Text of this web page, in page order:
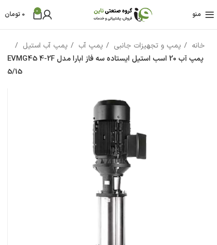
منو 0
0 تومان
خانه پمپ و تجهیزات جانبی پمپ آب
پمپ آب استیل
پمپ آب 20 اسب استيل ایستاده سه فاز ابارا مدل EVMG45 4-2F
5/15